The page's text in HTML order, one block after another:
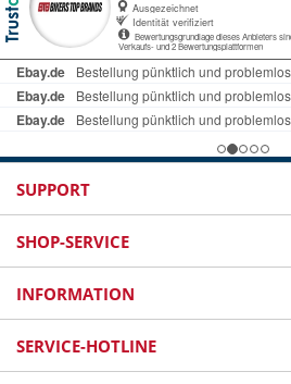
SUPPORT
SHOP-SERVICE
INFORMATION
SERVICE-HOTLINE